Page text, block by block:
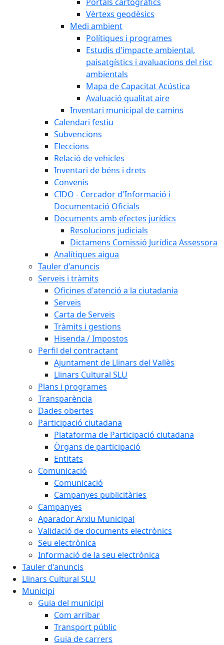
Vèrtexs geodèsics
Medi ambient
Polítiques i programes
Estudis d'impacte ambiental,
paisatgístics i avaluacions del risc
ambientals
Mapa de Capacitat Acústica
Avaluació qualitat aire
Inventari municipal de camins
Calendari festiu
Subvencions
Eleccions
Relació de vehicles
Inventari de béns i drets
Convenis
CIDO - Cercador d'Informació i
Documentació Oficials
Documents amb efectes jurídics
Resolucions judicials
Dictamens Comissió Jurídica Assessora
Analítiques aigua
Tauler d'anuncis
Serveis i tràmits
Oficines d'atenció a la ciutadania
Serveis
Carta de Serveis
Tràmits i gestions
Hisenda / Impostos
Perfil del contractant
Ajuntament de Llinars del Vallès
Llinars Cultural SLU
Plans i programes
Transparència
Dades obertes
Participació ciutadana
Plataforma de Participació ciutadana
Òrgans de participació
Entitats
Comunicació
Comunicació
Campanyes publicitàries
Campanyes
Aparador Arxiu Municipal
Validació de documents electrònics
Seu electrònica
Informació de la seu electrònica
Tauler d'anuncis
Llinars Cultural SLU
Municipi
Guia del municipi
Com arribar
Transport públic
Guia de carrers